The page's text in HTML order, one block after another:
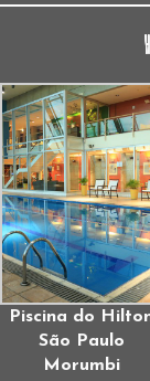
Piscina do
São Paulo
Morumbi